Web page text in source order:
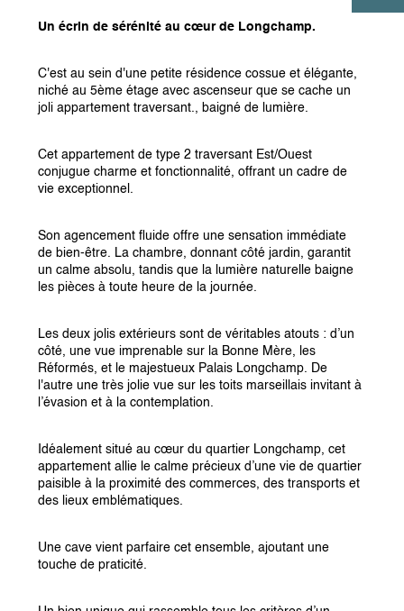
Un écrin de sérénité au cœur de Longchamp.
C'est au sein d'une petite résidence cossue et élégante,
niché au 5ème étage avec ascenseur que se cache un
joli appartement traversant., baigné de lumière.
Cet appartement de type 2 traversant Est/Ouest
conjugue charme et fonctionnalité, offrant un cadre de
vie exceptionnel.
Son agencement fluide offre une sensation immédiate
de bien-être. La chambre, donnant côté jardin, garantit
un calme absolu, tandis que la lumière naturelle baigne
les pièces à toute heure de la journée.
Les deux jolis extérieurs sont de véritables atouts : d’un
côté, une vue imprenable sur la Bonne Mère, les
Réformés, et le majestueux Palais Longchamp. De
l'autre une très jolie vue sur les toits marseillais invitant à
l’évasion et à la contemplation.
Idéalement situé au cœur du quartier Longchamp, cet
appartement allie le calme précieux d’une vie de quartier
paisible à la proximité des commerces, des transports et
des lieux emblématiques.
Une cave vient parfaire cet ensemble, ajoutant une
touche de praticité.